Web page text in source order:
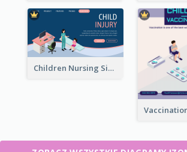
Children Nursing Sign Up Page With Isometric Diagram